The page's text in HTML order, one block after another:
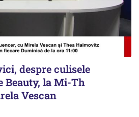
despre culisele
Beauty, la Mi-Th
Vescan